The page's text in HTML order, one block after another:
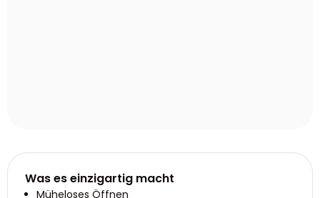
Was es einzigartig macht
Müheloses Öffnen